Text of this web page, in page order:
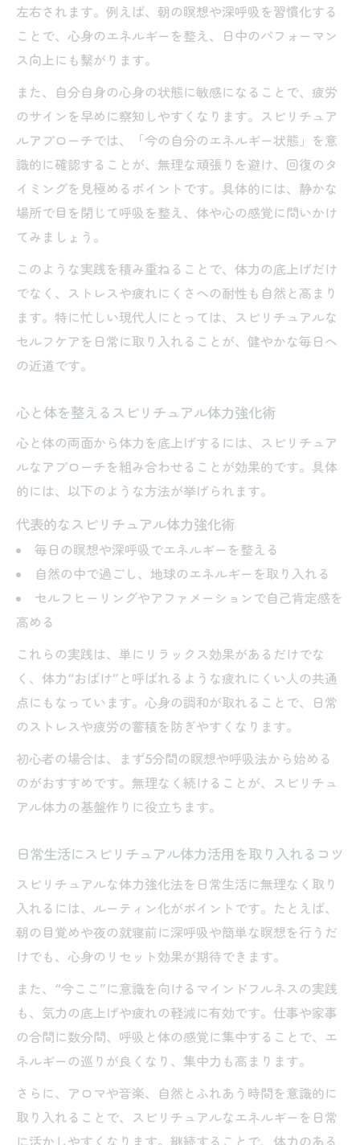
結局は体力？スピリチュアル流で変わる日
常
習慣
40代から始めるスピリチュアル体力向上法
体力おばけの秘密に迫るスピリチュアル流アプ
ローチ
体力おばけの特徴をスピリチュアル的に読
み解く
スピリチュアルで体力おばけへの道を歩む
方法
身体能力お化けはスピリチュアルとどう関
係するか
体力おばけになる人のスピリチュアルな共
50代でも体力ある人に学ぶスピリチュアル
実践
年齢を問わず実践できる体力強化の新習慣
年齢に左右されないスピリチュアル体力強
化法
40代からでも始められるスピリチュアル体
力習慣
50代体力ある人のスピリチュアル生活術
法
体力がない人でも続くスピリチュアル実践
心身の巡りを整えるスピリチュアル体力養成法
スピリチュアルで心身の巡りが良くなる方
法
体力のある人が実践する巡りのスピリチュ
アル術
スピリチュアルな呼吸法で体力を養うコツ
日々の生活で実感できるスピリチュアルな
巡り
結局は体力？スピリチュアル視点で知る本当の
強さ
結局は体力かをスピリチュアルで考える理
由
スピリチュアルで知る本当の体力と強さの
違い
体力ある人の本質をスピリチュアルで見極
める
左右されます。例えば、朝の瞑想や深呼吸を習慣化する
ことで、心身のエネルギーを整え、日中のパフォーマン
ス向上にも繋がります。
また、自分自身の心身の状態に敏感になることで、疲労
のサインを早めに察知しやすくなります。スピリチュア
ルアプローチでは、「今の自分のエネルギー状態」を意
識的に確認することが、無理な頑張りを避け、回復のタ
イミングを見極めるポイントです。具体的には、静かな
場所で目を閉じて呼吸を整え、体や心の感覚に問いかけ
てみましょう。
このような実践を積み重ねることで、体力の底上げだけ
でなく、ストレスや疲れにくさへの耐性も自然と高まり
ます。特に忙しい現代人にとっては、スピリチュアルな
セルフケアを日常に取り入れることが、健やかな毎日へ
の近道です。
心と体を整えるスピリチュアル体力強化術
心と体の両面から体力を底上げするには、スピリチュア
ルなアプローチを組み合わせることが効果的です。具体
的には、以下のような方法が挙げられます。
代表的なスピリチュアル体力強化術
毎日の瞑想や深呼吸でエネルギーを整える
自然の中で過ごし、地球のエネルギーを取り入れる
セルフヒーリングやアファメーションで自己肯定感を
高める
これらの実践は、単にリラックス効果があるだけでな
く、体力“おばけ”と呼ばれるような疲れにくい人の共通
点にもなっています。心身の調和が取れることで、日常
のストレスや疲労の蓄積を防ぎやすくなります。
初心者の場合は、まず5分間の瞑想や呼吸法から始める
のがおすすめです。無理なく続けることが、スピリチュ
アル体力の基盤作りに役立ちます。
日常生活にスピリチュアル体力活用を取り入れるコツ
スピリチュアルな体力強化法を日常生活に無理なく取り
入れるには、ルーティン化がポイントです。たとえば、
朝の目覚めや夜の就寝前に深呼吸や簡単な瞑想を行うだ
けでも、心身のリセット効果が期待できます。
また、“今ここ”に意識を向けるマインドフルネスの実践
も、気力の底上げや疲れの軽減に有効です。仕事や家事
の合間に数分間、呼吸と体の感覚に集中することで、エ
ネルギーの巡りが良くなり、集中力も高まります。
さらに、アロマや音楽、自然とふれあう時間を意識的に
取り入れることで、スピリチュアルなエネルギーを日常